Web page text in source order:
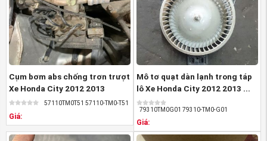
(Rô tuyn cân bằng xe Honda CITY nguồn
PhutungotoHonda.com)
Cam kết của phụ tùng Honda An Việt khi mua
cân bằng xe Honda CITY:
Cụm bơm abs chống trơn trượt
Xe Honda City 2012 2013
57110TM0T51 ...57110TM0T51 57110-TM0-T51
Giá:
Mô tơ quạt dàn lạnh trong táp
lô Xe Honda City 2012 2013 ...
79310TM0G01 79310-TM0-G01
Giá: